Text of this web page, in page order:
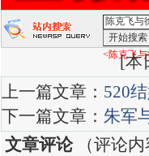
<陈克飞
[本
上一篇文章： 520
下一篇文章： 朱军
文章评论（评论内